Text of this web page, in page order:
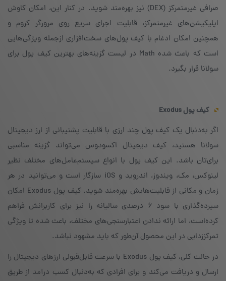
صرافی غیرمتمرکز (DEX) نیز بهره‌مند شوید. در کنار این، امکان کاوش
اپلیکیشن‌های غیرمتمرکز، قابلیت اجرای سریع روی مرورگر کروم و
همچنین امکان ادغام با کیف پول‌های سخت‌افزاری ازجمله ویژگی‌هایی
است که باعث شده Math در لیست گزینه‌های بهترین کیف پول برای
سولانا قرار بگیرد.
کیف پولExodus
اگر به‌دنبال یک کیف پول چند ارزی با قابلیت پشتیبانی از ارز دیجیتال
سولانا هستید، کیف دیجیتال اکسودوس می‌تواند گزینه‌ مناسبی
برای‌تان باشد. این کیف پول با انواع سیستم‌عامل‌های مختلف نظیر
لینوکس، مک، ویندوز، اندروید و iOS سازگار است و می‌توانید در هر
زمان و مکانی از قابلیت‌هایش بهره‌مند شوید. کیف پول Exodus امکان
سپرده‌گذاری با سود ۶ درصدی سالیانه را نیز برای کاربرانش فراهم
کرده‌است، اما ارائه ندادن اعتبارسنجی‌های مختلف، باعث شده تا ویژگی
تمرکززدایی در این محصول آن‌طور که باید مشهود نباشد.
در حالت کلی، کیف پول Exodus با سرعت قابل‌قبولی ارزهای دیجیتال را
ارسال و دریافت می‌کند و برای افرادی که به‌دنبال کسب درآمد از طریق